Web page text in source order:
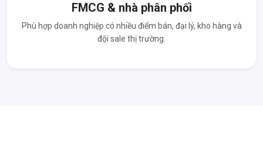
FMCG & nhà phân phối
Phù hợp doanh nghiệp có nhiều điểm bán, đại lý, kho hàng và
đội sale thị trường.